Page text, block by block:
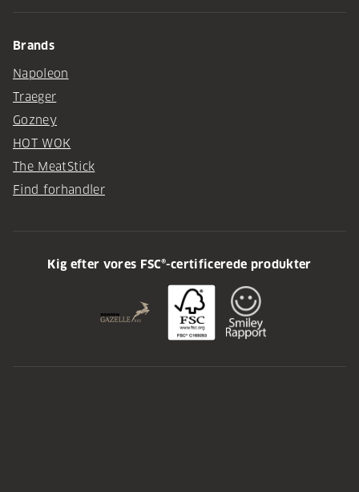
Brands
Napoleon
Traeger
Gozney
HOT WOK
The MeatStick
Find forhandler
Kig efter vores FSC®-certificerede produkter